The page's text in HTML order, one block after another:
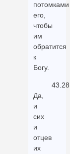
потомками
его,
чтобы
им
обратится
к
Богу.
43.28
Да,
и
сих
и
отцев
их